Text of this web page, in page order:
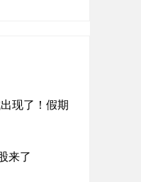
现了！假期
来了